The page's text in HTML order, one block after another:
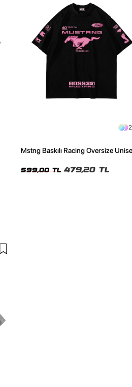
2
Mstng Baskılı Racing Oversize
599,00 TL 479,20 TL